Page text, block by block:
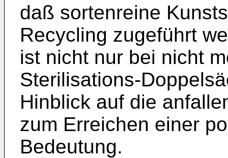
daß sortenreine
Recycling zugeführt
ist nicht nur bei nicht
Sterilisations-
Hinblick auf die
zum Erreichen einer
Bedeutung.